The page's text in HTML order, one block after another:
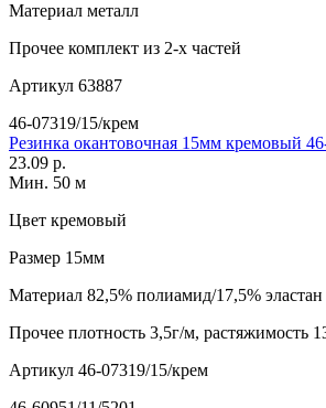
Материал металл
Прочее комплект из 2-х частей
Артикул 63887
46-07319/15/крем
Резинка окантовочная 15мм кремовый
23.09 р.
Мин. 50 м
Цвет кремовый
Размер 15мм
Материал 82,5% полиамид/17,5% эластан
Прочее плотность 3,5г/м, растяжимость
Артикул 46-07319/15/крем